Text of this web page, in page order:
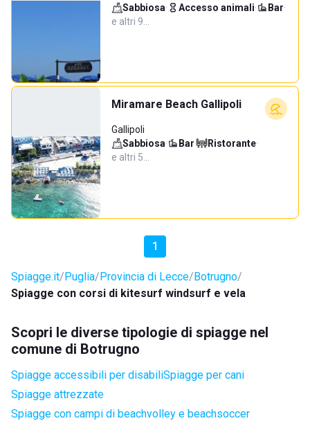
Sabbiosa· Accesso animali· Bar·
e altri 9…
Miramare Beach Gallipoli
Gallipoli
Sabbiosa· Bar· Ristorante·
e altri 5…
1
Spiagge.it Puglia Provincia di Lecce Botrugno
Spiagge con corsi di kitesurf windsurf e vela
Scopri le diverse tipologie di spiagge nel
comune di Botrugno
Spiagge accessibili per disabiliSpiagge per cani
Spiagge attrezzate
Spiagge con campi di beachvolley e beachsoccer